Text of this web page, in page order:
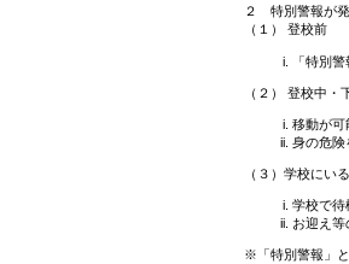
２ 特別警報が
（１） 登校前
「特別
（２） 登校中・
移動が可
身の危険
（３）学校にい
学校で待
お迎え等
※「特別警報」